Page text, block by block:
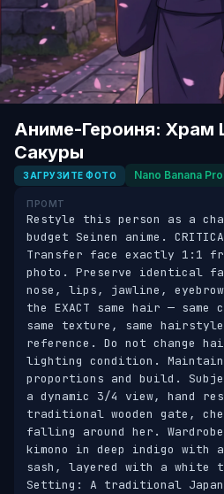
Аниме-Героиня: Храм
Сакуры
ЗАГРУЗИТЕ ФОТО Nano Banana Pro
ПРОМТ
Restyle this person as a
budget Seinen anime.
Transfer face exactly 1:1
photo. Preserve identical
nose, lips, jawline,
the EXACT same hair —
same texture, same
reference. Do not change
lighting condition.
proportions and build.
a dynamic 3/4 view, hand
traditional wooden gate,
falling around her.
kimono in deep indigo with
sash, layered with a white
Setting: A traditional